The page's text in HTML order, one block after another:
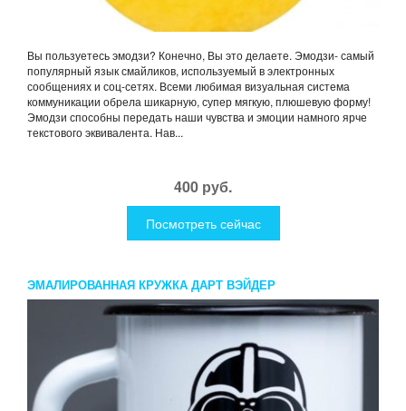
Вы пользуетесь эмодзи? Конечно, Вы это делаете. Эмодзи- самый
популярный язык смайликов, используемый в электронных
сообщениях и соц-сетях. Всеми любимая визуальная система
коммуникации обрела шикарную, супер мягкую, плюшевую форму!
Эмодзи способны передать наши чувства и эмоции намного ярче
текстового эквивалента. Нав...
400 руб.
Посмотреть сейчас
ЭМАЛИРОВАННАЯ КРУЖКА ДАРТ ВЭЙДЕР